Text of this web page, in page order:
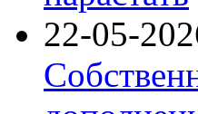
22-05-